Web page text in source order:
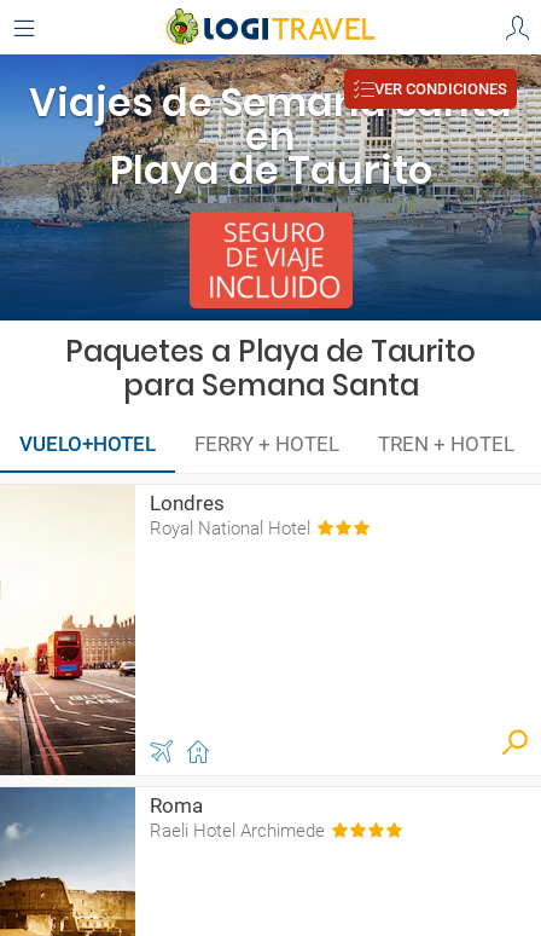
Viajes de Semana Santa
en
Playa de Taurito
VER CONDICIONES
Paquetes a Playa de Taurito
para Semana Santa
VUELO+HOTEL FERRY + HOTEL TREN + HOTEL
Londres
Royal National Hotel
Roma
Raeli Hotel Archimede